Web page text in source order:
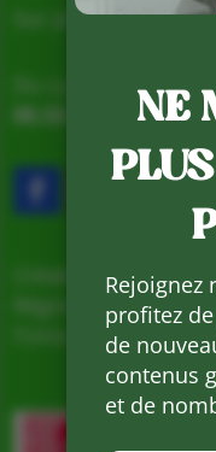
Sur place,
Du Lundi au
05.53.31.98.50–
Création d’un
Région Nouvelle
l’Union européenne
NE
Rejoignez
profitez
de
contenus
et de